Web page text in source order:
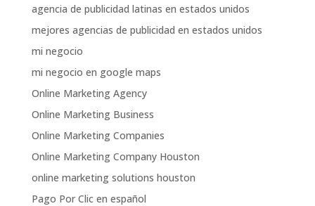
agencia de publicidad latinas en estados unidos
mejores agencias de publicidad en estados unidos
mi negocio
mi negocio en google maps
Online Marketing Agency
Online Marketing Business
Online Marketing Companies
Online Marketing Company Houston
online marketing solutions houston
Pago Por Clic en español